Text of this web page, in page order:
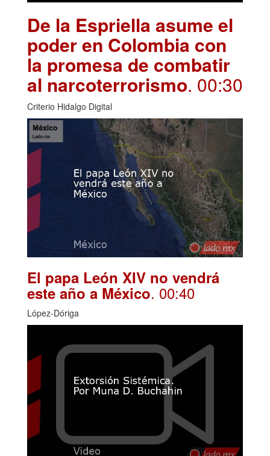
De la Espriella asume el
poder en Colombia con
la promesa de combatir
al narcoterrorismo. 00:30
Criterio Hidalgo Digital
El papa León XIV no vendrá
este año a México. 00:40
López-Dóriga